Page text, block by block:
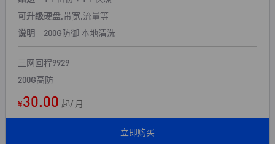
可升级硬盘,带宽,流量等
说明
200G防御 本地清洗
三网回程9929
200G高防
¥30.00 起/ 月
立即购买